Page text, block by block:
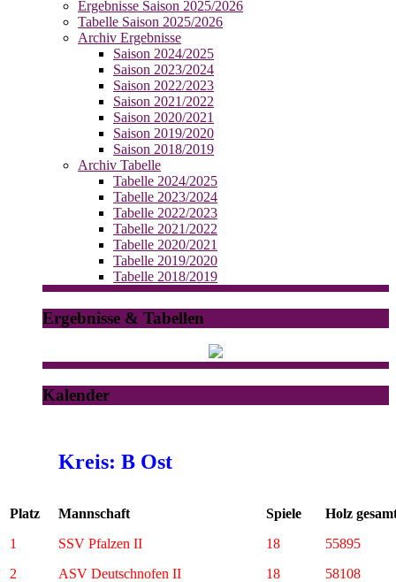
Ergebnisse Saison 2025/2026
Tabelle Saison 2025/2026
Archiv Ergebnisse
Saison 2024/2025
Saison 2023/2024
Saison 2022/2023
Saison 2021/2022
Saison 2020/2021
Saison 2019/2020
Saison 2018/2019
Archiv Tabelle
Tabelle 2024/2025
Tabelle 2023/2024
Tabelle 2022/2023
Tabelle 2021/2022
Tabelle 2020/2021
Tabelle 2019/2020
Tabelle 2018/2019
Ergebnisse & Tabellen
Kalender
Kreis: B Ost
Platz Mannschaft Spiele
Holz
1
SSV Pfalzen II 18
55895
2
ASV Deutschnofen II 18
58108